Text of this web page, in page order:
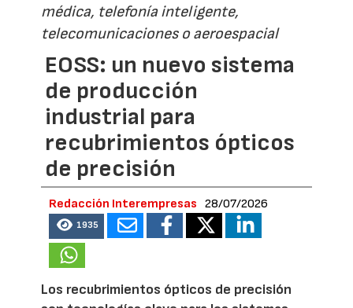
médica, telefonía inteligente,
telecomunicaciones o aeroespacial
EOSS: un nuevo sistema
de producción
industrial para
recubrimientos ópticos
de precisión
Redacción Interempresas 28/07/2026
1935
Los recubrimientos ópticos de precisión